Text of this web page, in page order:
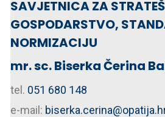
SAVJETNICA ZA
GOSPODARSTVO,
NORMIZACIJU
mr. sc. Biserka Čerina
tel. 051 680 148
e-mail: